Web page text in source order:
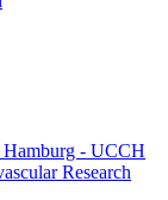
Hamburg - UCCH
Research